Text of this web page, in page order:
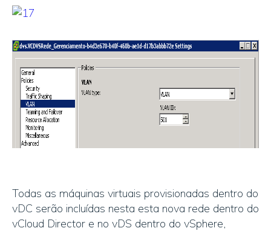
Todas as máquinas virtuais provisionadas dentro do
vDC serão incluídas nesta esta nova rede dentro do
vCloud Director e no vDS dentro do vSphere,